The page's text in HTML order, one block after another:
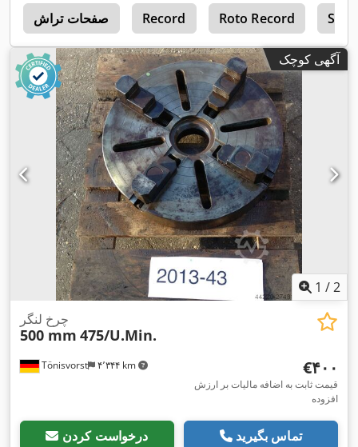
صفحات تراش Record Roto Record Sip
آگهی کوچک
1 /2
Tönisvorst ۴٬۳۴۴ km
چرخ لنگر
500 mm 475/U.Min.
‎€۴۰۰
قیمت ثابت به اضافه مالیات بر ارزش
افزوده
درخواست کردن تماس بگیرید